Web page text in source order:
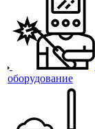
оборудование